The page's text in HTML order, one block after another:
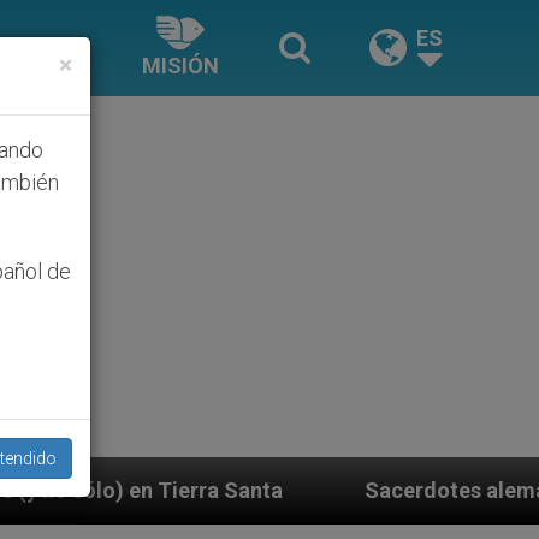
MISIÓN
ES
Sacerdotes alemanes fieles al Papa
×
de